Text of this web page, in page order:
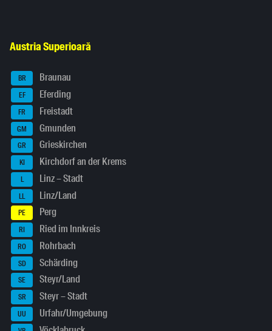
Austria Superioară
BR Braunau
EF Eferding
FR Freistadt
GM Gmunden
GR Grieskirchen
KI Kirchdorf an der Krems
L Linz – Stadt
LL Linz/Land
PE Perg
RI Ried im Innkreis
RO Rohrbach
SD Schärding
SE Steyr/Land
SR Steyr – Stadt
UU Urfahr/Umgebung